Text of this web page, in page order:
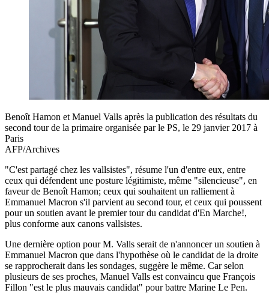
Benoît Hamon et Manuel Valls après la publication des résultats du
second tour de la primaire organisée par le PS, le 29 janvier 2017 à
Paris
AFP/Archives
"C'est partagé chez les vallsistes", résume l'un d'entre eux, entre
ceux qui défendent une posture légitimiste, même "silencieuse", en
faveur de Benoît Hamon; ceux qui souhaitent un ralliement à
Emmanuel Macron s'il parvient au second tour, et ceux qui poussent
pour un soutien avant le premier tour du candidat d'En Marche!,
plus conforme aux canons vallsistes.
Une dernière option pour M. Valls serait de n'annoncer un soutien à
Emmanuel Macron que dans l'hypothèse où le candidat de la droite
se rapprocherait dans les sondages, suggère le même. Car selon
plusieurs de ses proches, Manuel Valls est convaincu que François
Fillon "est le plus mauvais candidat" pour battre Marine Le Pen.